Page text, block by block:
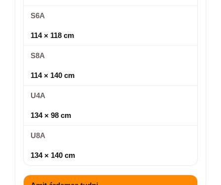
S6A
114 × 118 cm
S8A
114 × 140 cm
U4A
134 × 98 cm
U8A
134 × 140 cm